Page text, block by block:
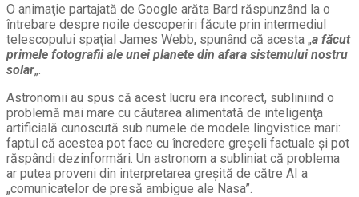
O animaţie partajată de Google arăta Bard răspunzând la o
întrebare despre noile descoperiri făcute prin intermediul
telescopului spaţial James Webb, spunând că acesta „a făcut
primele fotografii ale unei planete din afara sistemului nostru
solar„.
Astronomii au spus că acest lucru era incorect, subliniind o
problemă mai mare cu căutarea alimentată de inteligenţa
artificială cunoscută sub numele de modele lingvistice mari:
faptul că acestea pot face cu încredere greşeli factuale şi pot
răspândi dezinformări. Un astronom a subliniat că problema
ar putea proveni din interpretarea greşită de către AI a
„comunicatelor de presă ambigue ale Nasa”.